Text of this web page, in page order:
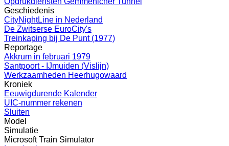
Geschiedenis
CityNightLine in Nederland
De Zwitserse EuroCity's
Treinkaping bij De Punt (1977)
Reportage
Akkrum in februari 1979
Santpoort - IJmuiden (Vislijn)
Werkzaamheden Heerhugowaard
Kroniek
Eeuwigdurende Kalender
UIC-nummer rekenen
Sluiten
Model
Simulatie
Microsoft Train Simulator